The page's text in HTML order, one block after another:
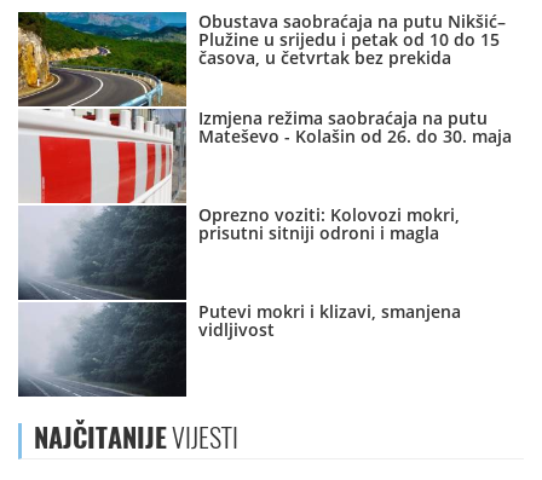
Obustava saobraćaja na putu Nikšić–
Plužine u srijedu i petak od 10 do 15
časova, u četvrtak bez prekida
Izmjena režima saobraćaja na putu
Mateševo - Kolašin od 26. do 30. maja
Oprezno voziti: Kolovozi mokri,
prisutni sitniji odroni i magla
Putevi mokri i klizavi, smanjena
vidljivost
NAJČITANIJEVIJESTI